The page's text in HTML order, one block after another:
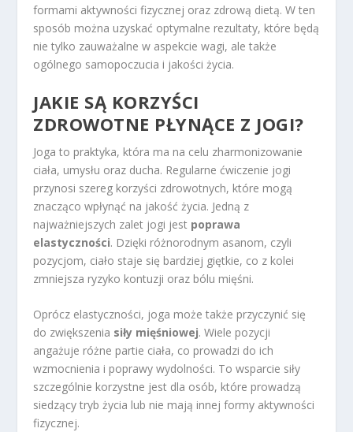
formami aktywności fizycznej oraz zdrową dietą. W ten
sposób można uzyskać optymalne rezultaty, które będą
nie tylko zauważalne w aspekcie wagi, ale także
ogólnego samopoczucia i jakości życia.
JAKIE SĄ KORZYŚCI
ZDROWOTNE PŁYNĄCE Z JOGI?
Joga to praktyka, która ma na celu zharmonizowanie
ciała, umysłu oraz ducha. Regularne ćwiczenie jogi
przynosi szereg korzyści zdrowotnych, które mogą
znacząco wpłynąć na jakość życia. Jedną z
najważniejszych zalet jogi jest poprawa
elastyczności. Dzięki różnorodnym asanom, czyli
pozycjom, ciało staje się bardziej giętkie, co z kolei
zmniejsza ryzyko kontuzji oraz bólu mięśni.
Oprócz elastyczności, joga może także przyczynić się
do zwiększenia siły mięśniowej. Wiele pozycji
angażuje różne partie ciała, co prowadzi do ich
wzmocnienia i poprawy wydolności. To wsparcie siły
szczególnie korzystne jest dla osób, które prowadzą
siedzący tryb życia lub nie mają innej formy aktywności
fizycznej.